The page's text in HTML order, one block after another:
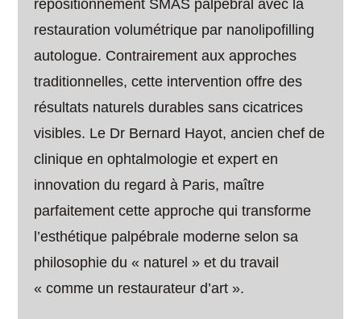
repositionnement SMAS palpébral avec la
restauration volumétrique par nanolipofilling
autologue. Contrairement aux approches
traditionnelles, cette intervention offre des
résultats naturels durables sans cicatrices
visibles. Le Dr Bernard Hayot, ancien chef de
clinique en ophtalmologie et expert en
innovation du regard à Paris, maître
parfaitement cette approche qui transforme
l’esthétique palpébrale moderne selon sa
philosophie du « naturel » et du travail
« comme un restaurateur d’art ».